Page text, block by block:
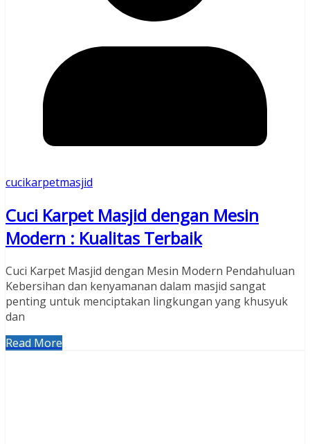
cucikarpetmasjid
Cuci Karpet Masjid dengan Mesin
Modern : Kualitas Terbaik
Cuci Karpet Masjid dengan Mesin Modern Pendahuluan
Kebersihan dan kenyamanan dalam masjid sangat
penting untuk menciptakan lingkungan yang khusyuk
dan
Read More